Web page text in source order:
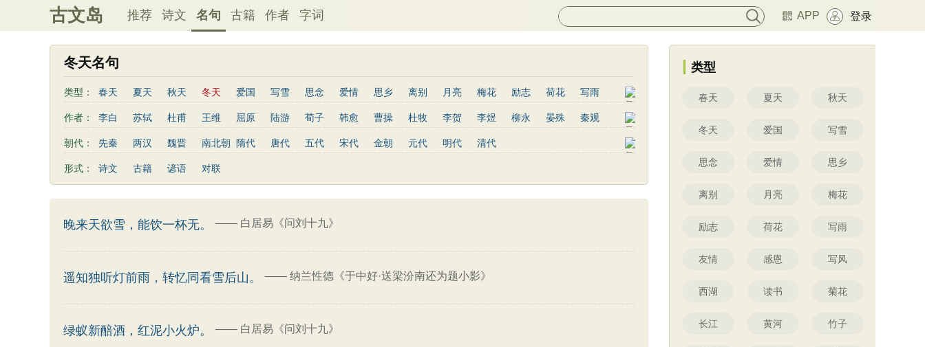
古文岛 推荐 诗文 名句 古籍 作者 字词 APP 登录
冬天名句
类型： 春天 夏天 秋天 冬天 爱国 写雪 思念 爱情 思乡 离别 月亮 梅花 励志 荷花
写雨
友情
感恩 写风 西湖 读书 菊花 长江 黄河 竹子 哲理 泰山 边塞 柳树 写鸟
桃花
端午节
七夕节 中秋节
警世通言
作者： 李白 苏轼 杜甫 王维 屈原 陆游 荀子 韩愈 曹操 杜牧 李贺 李煜 柳永 晏殊
秦观
曹植
高适 王勃 岳飞 朱熹 岑参 姜夔 孟郊 韦庄 元稹 曾巩 苏辙
谢灵运
文天祥 柳宗元 曾国藩 韦应物 刘长卿 司马光 晏几道 司马迁 元好问 曹雪芹
范成大
卢照邻
陈子昂 周邦彦 张九龄 骆宾王 王守仁
朝代： 先秦 两汉 魏晋 南北朝 隋代 唐代 五代 宋代 金朝 元代 明代 清代
形式： 诗文 古籍 谚语 对联
晚来天欲雪，能饮一杯无。 —— 白居易《问刘十九》
遥知独听灯前雨，转忆同看雪后山。 —— 纳兰性德《于中好·送梁汾南还为题小影》
绿蚁新醅酒，红泥小火炉。 —— 白居易《问刘十九》
类型
春天 夏天 秋天
冬天 爱国 写雪
思念 爱情 思乡
离别 月亮 梅花
励志 荷花 写雨
友情 感恩 写风
西湖 读书 菊花
长江 黄河 竹子